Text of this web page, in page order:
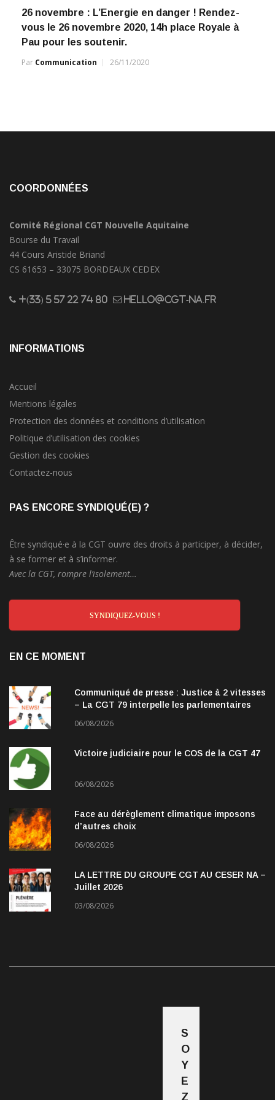
26 novembre : L’Energie en danger ! Rendez-
vous le 26 novembre 2020, 14h place Royale à
Pau pour les soutenir.
Par Communication 26/11/2020
COORDONNÉES
Comité Régional CGT Nouvelle Aquitaine
Bourse du Travail
44 Cours Aristide Briand
CS 61653 – 33075 BORDEAUX CEDEX
+(33) 5 57 22 74 80 hello@cgt-na.fr
INFORMATIONS
Accueil
Mentions légales
Protection des données et conditions d’utilisation
Politique d’utilisation des cookies
Gestion des cookies
Contactez-nous
PAS ENCORE SYNDIQUÉ(E) ?
Être syndiqué·e à la CGT ouvre des droits à participer, à décider,
à se former et à s’informer.
Avec la CGT, rompre l’isolement…
SYNDIQUEZ-VOUS !
EN CE MOMENT
Communiqué de presse : Justice à 2 vitesses
– La CGT 79 interpelle les parlementaires
06/08/2026
Victoire judiciaire pour le COS de la CGT 47
06/08/2026
Face au dérèglement climatique imposons
d’autres choix
06/08/2026
LA LETTRE DU GROUPE CGT AU CESER NA –
Juillet 2026
03/08/2026
S
O
Y
E
Z